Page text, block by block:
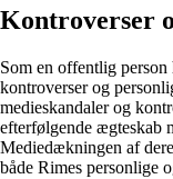
Kontroverser
Som en offentlig
kontroverser og
medieskandaler og
efterfølgende ægteskab
Mediedækningen af
både Rimes personlige